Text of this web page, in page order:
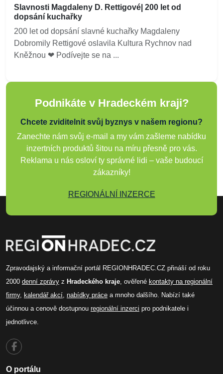
Slavnosti Magdaleny D. Rettigové| 200 let od
dopsání kuchařky
200 let od dopsání slavné kuchařky Magdaleny
Dobromily Rettigové oslavila Kultura Rychnov nad
Kněžnou ❤ Podívejte se na ...
Podnikáte v Hradeckém kraji?
Chcete zviditelnit svůj byznys v našem regionu?
Zanechte nám svůj e-mail a my vám zašleme nabídku
inzertních produktů šitou na míru přesně pro vás.
Reklama u nás osloví ty správné lidi – vaše budoucí
zákazníky!
REGIONÁLNÍ INZERCE
Zpravodajský a informační portál REGIONHRADEC.CZ přináší od roku
2000 denní zprávy z Hradeckého kraje , ověřené kontakty na regionální
firmy, kalendář akcí nabídky práce a mnoho dalšího. Nabízí také
účinnou a cenově dostupnou regionální inzerci pro podnikatele i
jednotlivce.
O portálu